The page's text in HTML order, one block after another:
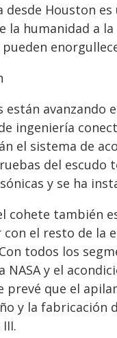
desde Houston
la humanidad a
pueden
están
ingeniería
el sistema de
del escudo
y se ha
cohete también
el resto de la
todos los
NASA y el
que el
y la fabricación